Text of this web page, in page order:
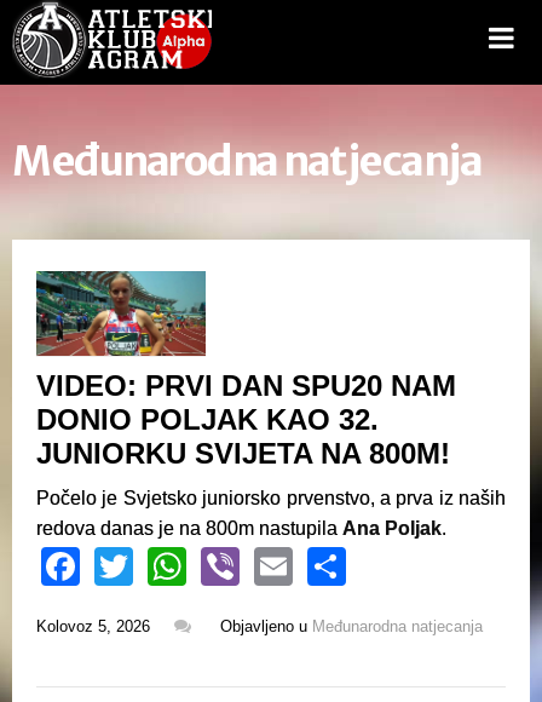
Međunarodna natjecanja
VIDEO: PRVI DAN SPU20 NAM
DONIO POLJAK KAO 32.
JUNIORKU SVIJETA NA 800M!
Počelo je Svjetsko juniorsko prvenstvo, a prva iz naših
redova danas je na 800m nastupila Ana Poljak.
F
c
e
T
tt
er
W
at
s
Vi
er
E
ail ar
e
Kolovoz 5, 2026 Objavljeno u Međunarodna natjecanja